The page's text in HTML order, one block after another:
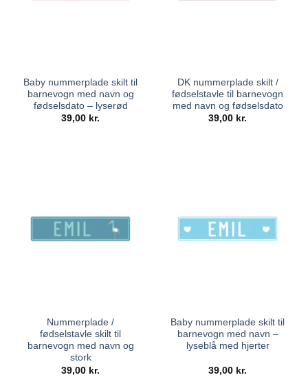
Baby nummerplade skilt til
barnevogn med navn og
fødselsdato – lyserød
39,00 kr.
DK nummerplade skilt /
fødselstavle til barnevogn
med navn og fødselsdato
39,00 kr.
Nummerplade /
fødselstavle skilt til
barnevogn med navn og
stork
39,00 kr.
Baby nummerplade skilt til
barnevogn med navn –
lyseblå med hjerter
39,00 kr.